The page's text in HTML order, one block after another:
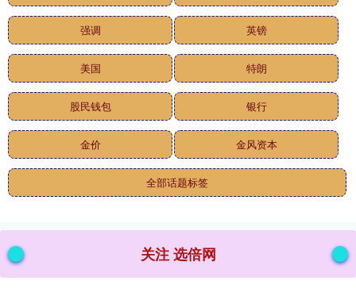
强调 英镑
美国 特朗
股民钱包 银行
金价 金风资本
全部话题标签
关注 选倍网